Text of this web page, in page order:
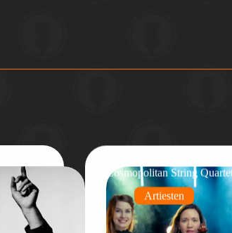
Cosmopolitan String
Artiesten